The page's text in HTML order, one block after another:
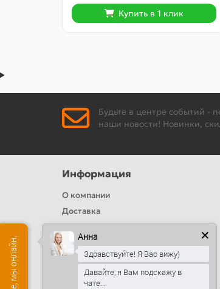
Купить в 1 клик
Будьте в центре событий -
наши новости! Новинки,
Информация
О компании
Доставка
Политика безопасности
Условия соглашения
Цвета RAL
Оплата
Анна
Здравствуйте! Я Вас вижу)
Давайте, я Вам подскажу в
чате...